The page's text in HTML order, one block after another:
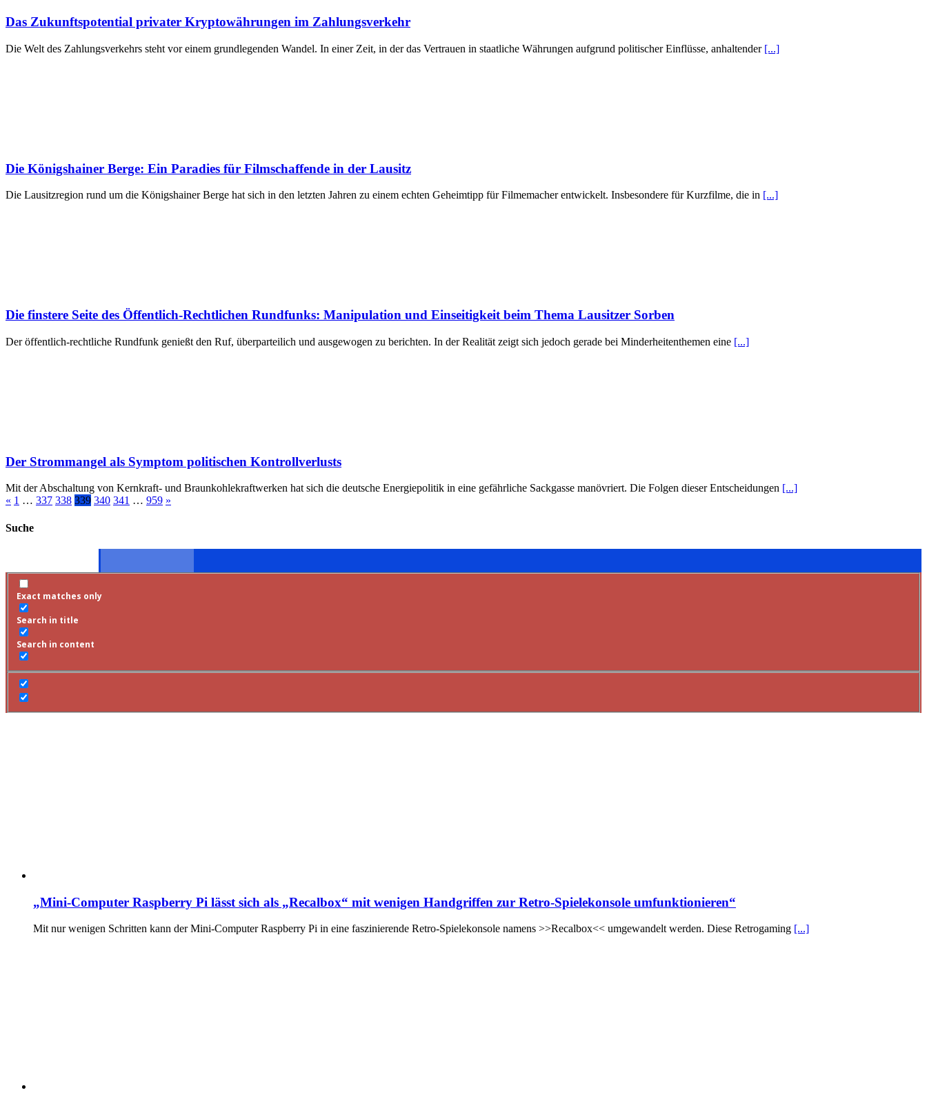
Das Zukunftspotential privater Kryptowährungen im Zahlungsverkehr
Die Welt des Zahlungsverkehrs steht vor einem grundlegenden Wandel. In einer Zeit, in der das Vertrauen in staatliche Währungen aufgrund politischer Einflüsse, anhaltender [...]
Die Königshainer Berge: Ein Paradies für Filmschaffende in der Lausitz
Die Lausitzregion rund um die Königshainer Berge hat sich in den letzten Jahren zu einem echten Geheimtipp für Filmemacher entwickelt. Insbesondere für Kurzfilme, die in [...]
Die finstere Seite des Öffentlich-Rechtlichen Rundfunks: Manipulation und Einseitigkeit beim Thema Lausitzer Sorben
Der öffentlich-rechtliche Rundfunk genießt den Ruf, überparteilich und ausgewogen zu berichten. In der Realität zeigt sich jedoch gerade bei Minderheitenthemen eine [...]
Der Strommangel als Symptom politischen Kontrollverlusts
Mit der Abschaltung von Kernkraft- und Braunkohlekraftwerken hat sich die deutsche Energiepolitik in eine gefährliche Sackgasse manövriert. Die Folgen dieser Entscheidungen [...]
« 1 … 337 338 339 340 341 … 959 »
Suche
Exact matches only
Search in title
Search in content
„Mini-Computer Raspberry Pi lässt sich als „Recalbox“ mit wenigen Handgriffen zur Retro-Spielekonsole umfunktionieren“
Mit nur wenigen Schritten kann der Mini-Computer Raspberry Pi in eine faszinierende Retro-Spielekonsole namens >>Recalbox<< umgewandelt werden. Diese Retrogaming [...]